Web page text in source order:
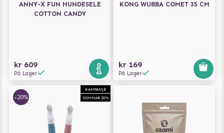
ANNY-X FUN HUNDESELE
COTTON CANDY
kr 609
På Lager
KONG WUBBA COMET 35 CM
kr 169
På Lager
KAMPANJE
SOMMAR 20%
-20%